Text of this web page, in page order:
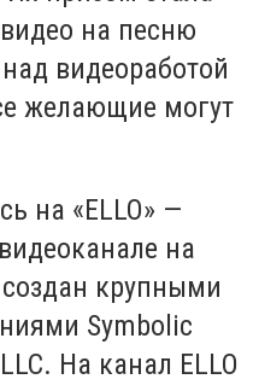
на песню
видеоработой
желающие могут
на «ELLO» —
на
крупными
Symbolic
На канал ELLO